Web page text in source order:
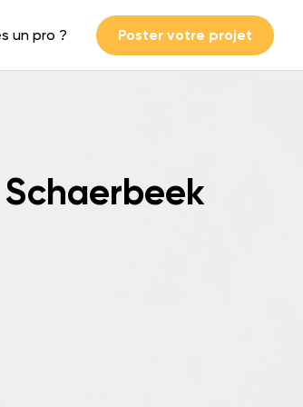
un pro ? Poster votre projet